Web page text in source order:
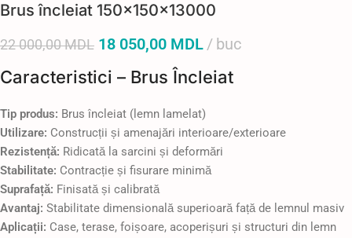
Brus încleiat 150x150x13000
22 000,00MDL 18 050,00 MDL buc
Caracteristici – Brus Încleiat
Tip produs: Brus încleiat (lemn lamelat)
Utilizare: Construcții și amenajări interioare/exterioare
Rezistență: Ridicată la sarcini și deformări
Stabilitate: Contracție și fisurare minimă
Suprafață: Finisată și calibrată
Avantaj: Stabilitate dimensională superioară față de lemnul masiv
Aplicații: Case, terase, foișoare, acoperișuri și structuri din lemn